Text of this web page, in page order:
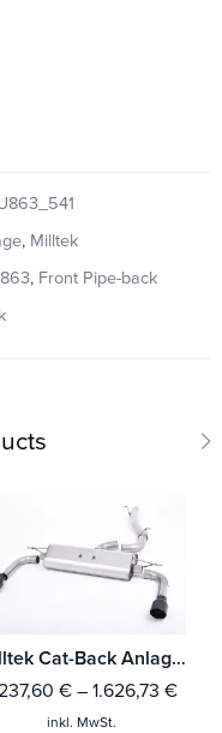
, Milltek
, Front Pipe-back
Milltek Cat-Back Anlage Audi A3 2.0 TFSI quattro Sedan 8V (Nur US-Modelle)
€– 1.626,73 €
inkl. MwSt.